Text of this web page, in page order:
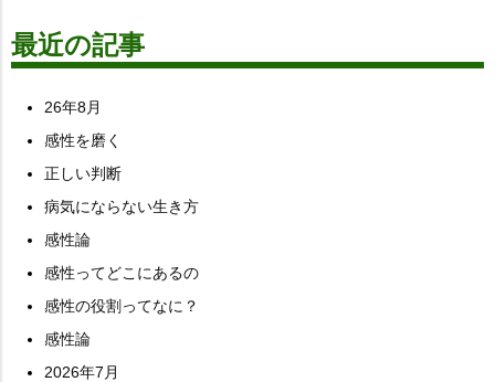
最近の記事
26年8月
感性を磨く
正しい判断
病気にならない生き方
感性論
感性ってどこにあるの
感性の役割ってなに？
感性論
2026年7月